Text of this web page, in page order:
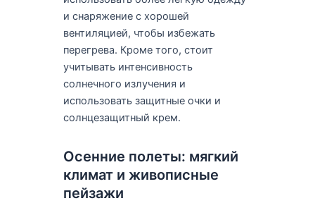
и снаряжение с хорошей
вентиляцией, чтобы избежать
перегрева. Кроме того, стоит
учитывать интенсивность
солнечного излучения и
использовать защитные очки и
солнцезащитный крем.
Осенние полеты: мягкий
климат и живописные
пейзажи